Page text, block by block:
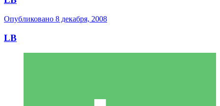
Опубликовано 8 декабря, 2008
LB